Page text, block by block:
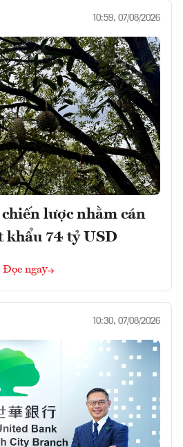
10:59, 07/08/2026
lược nhằm cán
khẩu 74 tỷ USD
Đọc ngay
10:30, 07/08/2026